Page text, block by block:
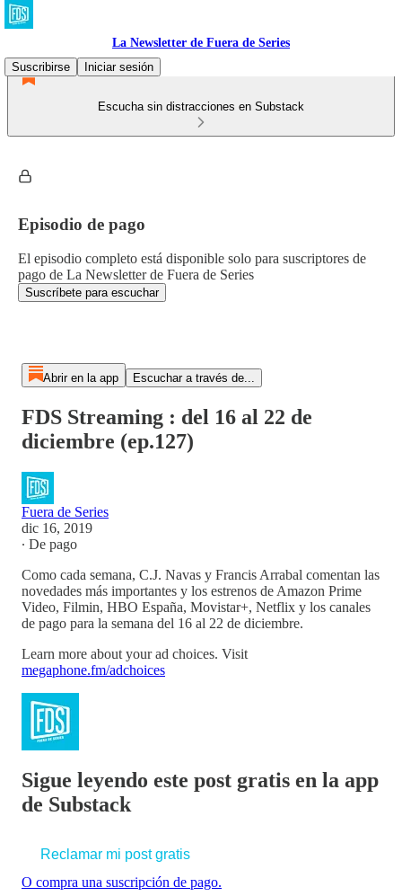
La Newsletter de Fuera de Series
Suscribirse
Iniciar sesión
Escucha sin distracciones en Substack
Episodio de pago
El episodio completo está disponible solo para suscriptores de
pago de La Newsletter de Fuera de Series
Suscríbete para escuchar
Abrir en la app Escuchar a través de...
FDS Streaming : del 16 al 22 de
diciembre (ep.127)
Fuera de Series
dic 16, 2019
∙ De pago
Como cada semana, C.J. Navas y Francis Arrabal comentan las
novedades más importantes y los estrenos de Amazon Prime
Video, Filmin, HBO España, Movistar+, Netflix y los canales
de pago para la semana del 16 al 22 de diciembre.
Learn more about your ad choices. Visit
megaphone.fm/adchoices
Sigue leyendo este post gratis en la app
de Substack
Reclamar mi post gratis
O compra una suscripción de pago.